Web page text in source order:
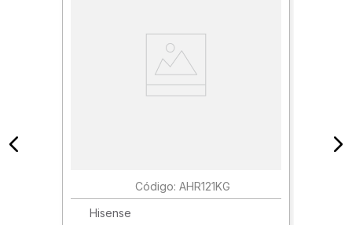
: AHR121KG
Hisense